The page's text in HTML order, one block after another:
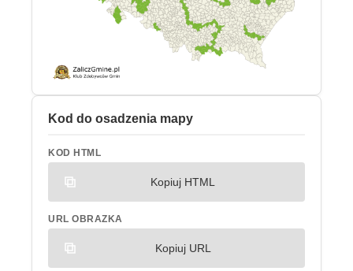
Kod do osadzenia mapy
KOD HTML
Kopiuj HTML
URL OBRAZKA
Kopiuj URL